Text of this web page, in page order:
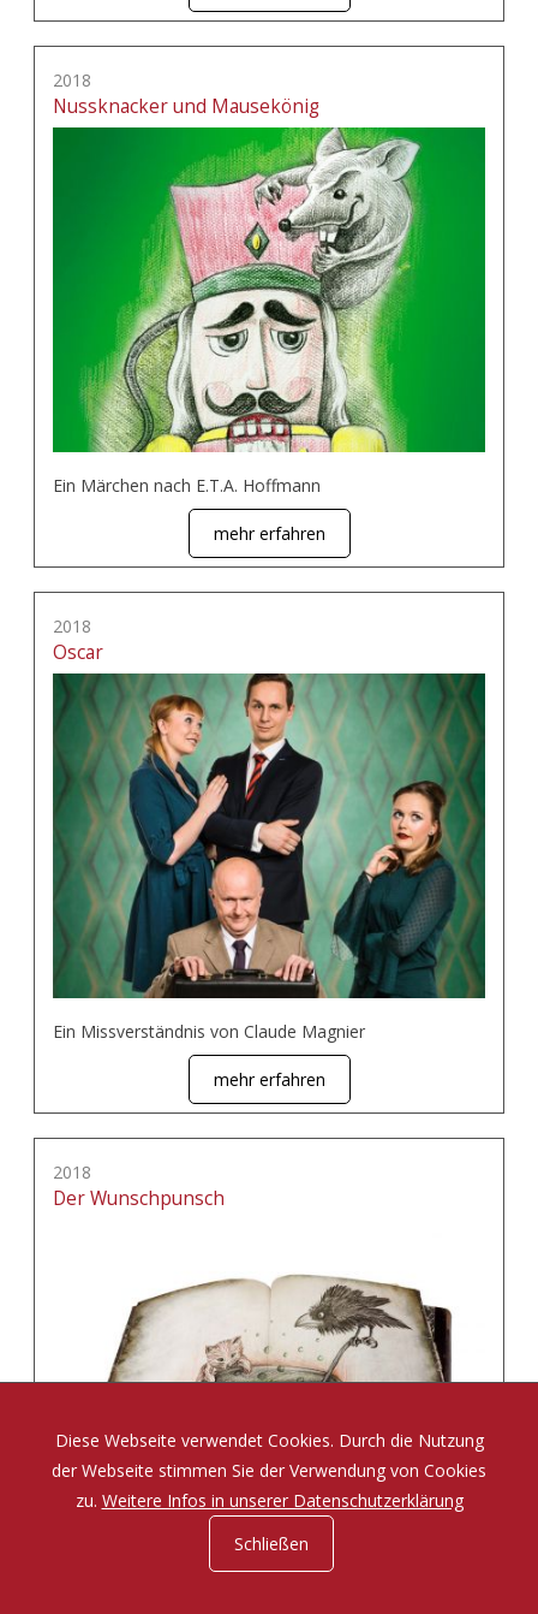
2018
Nussknacker und Mausekönig
Ein Märchen nach E.T.A. Hoffmann
mehr erfahren
2018
Oscar
Ein Missverständnis von Claude Magnier
mehr erfahren
2018
Der Wunschpunsch
Eine Zauberposse von Michael Ende
Diese Webseite verwendet Cookies. Durch die Nutzung
der Webseite stimmen Sie der Verwendung von Cookies
zu. Weitere Infos in unserer Datenschutzerklärung
Schließen